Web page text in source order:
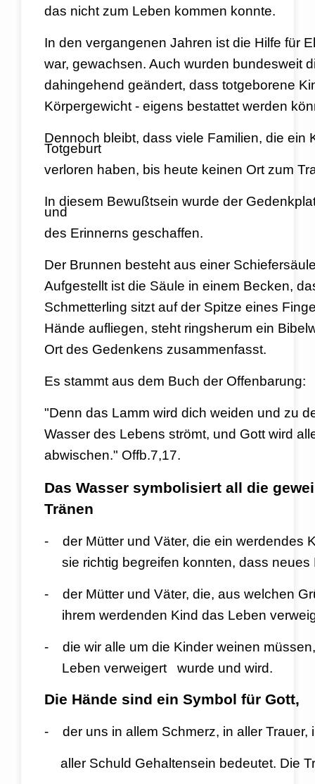
das nicht zum Leben kommen konnte.
In den vergangenen Jahren ist die Hilfe für
war, gewachsen. Auch wurden bundesweit
dahingehend geändert, dass totgeborene
Körpergewicht - eigens bestattet werden
Dennoch bleibt, dass viele Familien, die ein
Totgeburt
verloren haben, bis heute keinen Ort zum
In diesem Bewußtsein wurde der
und
des Erinnerns geschaffen.
Der Brunnen besteht aus einer
Aufgestellt ist die Säule in einem Becken,
Schmetterling sitzt auf der Spitze eines
Hände aufliegen, steht ringsherum ein
Ortdes Gedenkens zusammenfasst.
Es stammt aus dem Buch der Offenbarung:
"Denn das Lamm wird dich weiden und zu
Wasser des Lebens strömt, und Gott wird
abwischen." Offb.7,17.
Das Wasser symbolisiert all die
Tränen
- der Mütter und Väter, die ein
sie richtig begreifen konnten, dass neues
- der Mütter und Väter, die, aus
ihrem werdenden Kind das Leben
- die wir alle um die Kinder weinen
Leben verweigert wurde und wird.
Die Hände sind ein Symbol für Gott,
- der uns in allem Schmerz, in aller
aller Schuld Gehaltensein